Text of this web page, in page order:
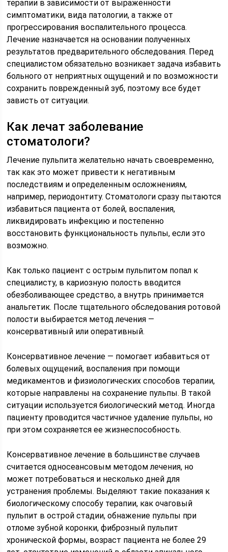
терапии в зависимости от выраженности
симптоматики, вида патологии, а также от
прогрессирования воспалительного процесса.
Лечение назначается на основании полученных
результатов предварительного обследования. Перед
специалистом обязательно возникает задача избавить
больного от неприятных ощущений и по возможности
сохранить поврежденный зуб, поэтому все будет
зависть от ситуации.
Как лечат заболевание
стоматологи?
Лечение пульпита желательно начать своевременно,
так как это может привести к негативным
последствиям и определенным осложнениям,
например, периодонтиту. Стоматологи сразу пытаются
избавиться пациента от болей, воспаления,
ликвидировать инфекцию и постепенно
восстановить функциональность пульпы, если это
возможно.
Как только пациент с острым пульпитом попал к
специалисту, в кариозную полость вводится
обезболивающее средство, а внутрь принимается
анальгетик. После тщательного обследования ротовой
полости выбирается метод лечения —
консервативный или оперативный.
Консервативное лечение — помогает избавиться от
болевых ощущений, воспаления при помощи
медикаментов и физиологических способов терапии,
которые направлены на сохранение пульпы. В такой
ситуации используется биологический метод. Иногда
пациенту проводится частичное удаление пульпы, но
при этом сохраняется ее жизнеспособность.
Консервативное лечение в большинстве случаев
считается односеансовым методом лечения, но
может потребоваться и несколько дней для
устранения проблемы. Выделяют такие показания к
биологическому способу терапии, как очаговый
пульпит в острой стадии, обнажение пульпы при
отломе зубной коронки, фиброзный пульпит
хронической формы, возраст пациента не более 29